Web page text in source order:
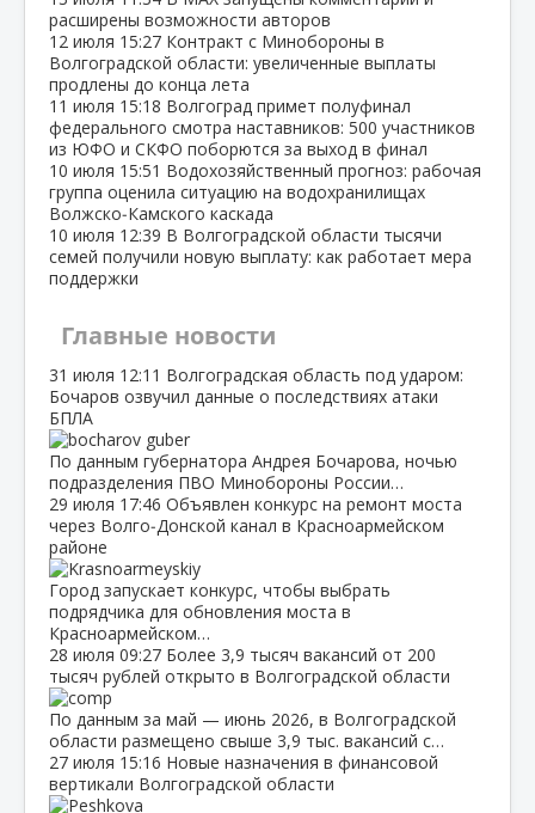
расширены возможности авторов
12 июля 15:27 Контракт с Минобороны в
Волгоградской области: увеличенные выплаты
продлены до конца лета
11 июля 15:18 Волгоград примет полуфинал
федерального смотра наставников: 500 участников
из ЮФО и СКФО поборются за выход в финал
10 июля 15:51 Водохозяйственный прогноз: рабочая
группа оценила ситуацию на водохранилищах
Волжско‑Камского каскада
10 июля 12:39 В Волгоградской области тысячи
семей получили новую выплату: как работает мера
поддержки
Главные новости
31 июля 12:11 Волгоградская область под ударом:
Бочаров озвучил данные о последствиях атаки
БПЛА
По данным губернатора Андрея Бочарова, ночью
подразделения ПВО Минобороны России…
29 июля 17:46 Объявлен конкурс на ремонт моста
через Волго‑Донской канал в Красноармейском
районе
Город запускает конкурс, чтобы выбрать
подрядчика для обновления моста в
Красноармейском…
28 июля 09:27 Более 3,9 тысяч вакансий от 200
тысяч рублей открыто в Волгоградской области
По данным за май — июнь 2026, в Волгоградской
области размещено свыше 3,9 тыс. вакансий с…
27 июля 15:16 Новые назначения в финансовой
вертикали Волгоградской области